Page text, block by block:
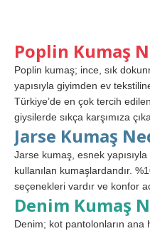
Poplin Kumaş
Poplin kumaş; ince, sık
yapısıyla giyimden ev
Türkiye’de en çok tercih
giysilerde sıkça karşımıza
Jarse Kumaş
Jarse kumaş, esnek
kullanılan kumaşlardandır.
seçenekleri vardır ve konfor
Denim Kumaş
Denim; kot pantolonların ana